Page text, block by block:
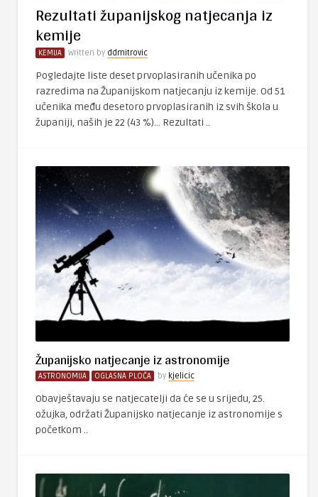
Rezultati županijskog natjecanja iz
kemije
KEMIJA Written by ddmitrovic
Pogledajte liste deset prvoplasiranih učenika po
razredima na Županijskom natjecanju iz kemije. Od 51
učenika među desetoro prvoplasiranih iz svih škola u
županiji, naših je 22 (43 %)… Rezultati ..
Županijsko natjecanje iz astronomije
ASTRONOMIJA OGLASNA PLOČA by kjelicic
Obavještavaju se natjecatelji da će se u srijedu, 25.
ožujka, održati Županijsko natjecanje iz astronomije s
početkom ..